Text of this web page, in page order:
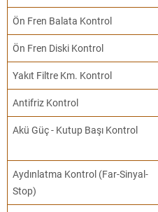
Ön Fren Balata Kontrol
Ön Fren Diski Kontrol
Yakıt Filtre Km. Kontrol
Antifriz Kontrol
Akü Güç - Kutup Başı Kontrol
Aydınlatma Kontrol (Far-Sinyal-
Stop)